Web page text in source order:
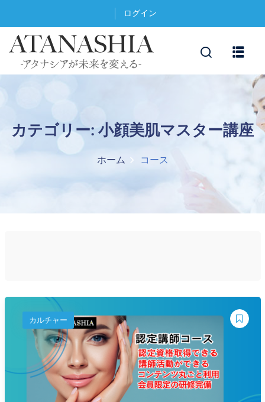
ログイン
カテゴリー:小顔美肌マスター講座
ホーム コース
カルチャー